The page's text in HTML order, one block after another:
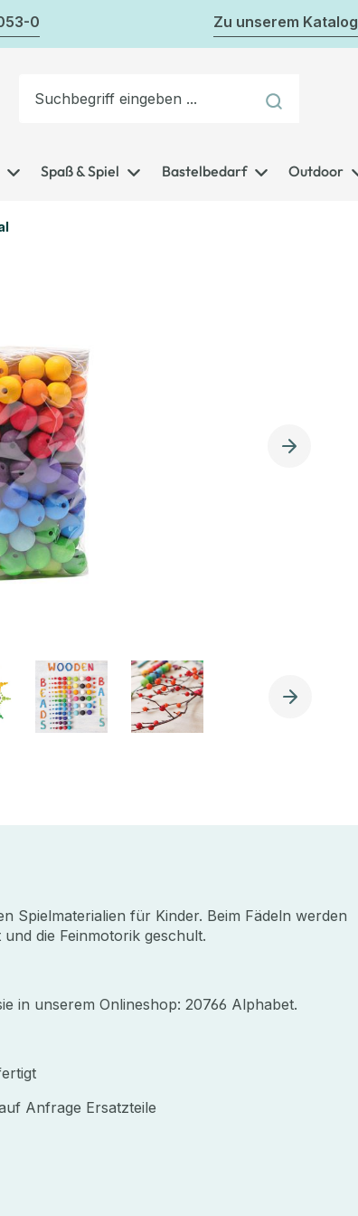
0 Zu unserem Katalog
Spaß & Spiel Bastelbedarf Outdoor
Spielmaterialien für Kinder. Beim Fädeln werden
die Feinmotorik geschult.
in unserem Onlineshop: 20766 Alphabet.
Anfrage Ersatzteile